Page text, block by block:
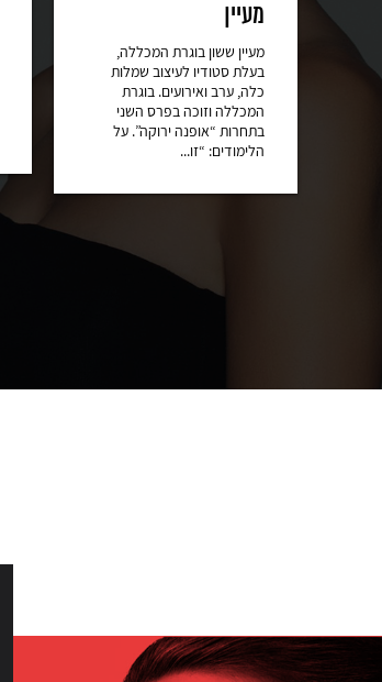
מעיין
מעיין ששון בוגרת המכללה,
בעלת סטודיו לעיצוב שמלות
כלה, ערב ואירועים. בוגרת
המכללה וזוכה בפרס השני
בתחרות “אופנה ירוקה”. על
הלימודים: “זו...